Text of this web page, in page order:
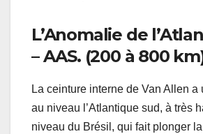
L’Anomalie de
– AAS. (200 à 800
La ceinture interne de Van Allen a
au niveau l’Atlantique sud, à très
niveau du Brésil, qui fait plonger